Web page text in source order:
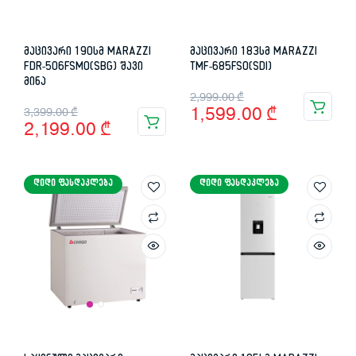
მაცივარი 190სმ MARAZZI
FDR-506FSMO(SBG) შავი
მინა
3,399.00₾
Original
price
3,399.00 ₾.
2,199.00 ₾
Current
price
2,199.00 ₾.
მაცივარი 183სმ MARAZZI
TMF-685FSO(SDI)
2,999.00₾
Original
price
2,999.00 ₾.
1,599.00 ₾
Current
price
1,599.00 ₾.
ᲓᲘᲓᲘ ᲤᲐᲡᲓᲐᲙᲚᲔᲑᲐ ᲓᲘᲓᲘ ᲤᲐᲡᲓᲐᲙᲚᲔᲑᲐ